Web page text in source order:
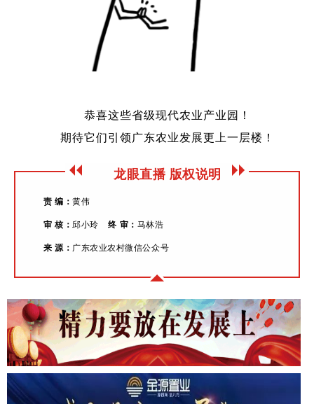
恭喜这些省级现代农业产业园！
期待它们引领广东农业发展更上一层楼！
龙眼直播 版权说明
责 编：黄伟
审 核：邱小玲 终 审： 马林浩
来 源： 广东农业农村微信公众号